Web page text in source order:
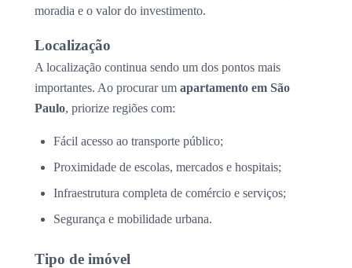
moradia e o valor do investimento.
Localização
A localização continua sendo um dos pontos mais
importantes. Ao procurar um apartamento em São
Paulo, priorize regiões com:
Fácil acesso ao transporte público;
Proximidade de escolas, mercados e hospitais;
Infraestrutura completa de comércio e serviços;
Segurança e mobilidade urbana.
Tipo de imóvel